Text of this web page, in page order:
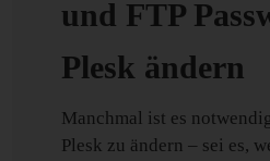
und FTP
Plesk ändern
Manchmal ist es
Plesk zu ändern – sei es,